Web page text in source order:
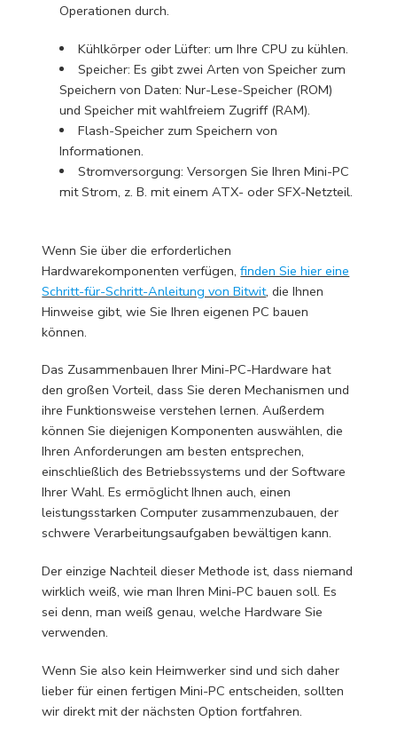
Operationen durch.
Kühlkörper oder Lüfter: um Ihre CPU zu kühlen.
Speicher: Es gibt zwei Arten von Speicher zum
Speichern von Daten: Nur-Lese-Speicher (ROM)
und Speicher mit wahlfreiem Zugriff (RAM).
Flash-Speicher zum Speichern von
Informationen.
Stromversorgung: Versorgen Sie Ihren Mini-PC
mit Strom, z. B. mit einem ATX- oder SFX-Netzteil.
Wenn Sie über die erforderlichen
Hardwarekomponenten verfügen,finden Sie hier eine
Schritt-für-Schritt-Anleitung von Bitwit, die Ihnen
Hinweise gibt, wie Sie Ihren eigenen PC bauen
können.
Das Zusammenbauen Ihrer Mini-PC-Hardware hat
den großen Vorteil, dass Sie deren Mechanismen und
ihre Funktionsweise verstehen lernen. Außerdem
können Sie diejenigen Komponenten auswählen, die
Ihren Anforderungen am besten entsprechen,
einschließlich des Betriebssystems und der Software
Ihrer Wahl. Es ermöglicht Ihnen auch, einen
leistungsstarken Computer zusammenzubauen, der
schwere Verarbeitungsaufgaben bewältigen kann.
Der einzige Nachteil dieser Methode ist, dass niemand
wirklich weiß, wie man Ihren Mini-PC bauen soll. Es
sei denn, man weiß genau, welche Hardware Sie
verwenden.
Wenn Sie also kein Heimwerker sind und sich daher
lieber für einen fertigen Mini-PC entscheiden, sollten
wir direkt mit der nächsten Option fortfahren.